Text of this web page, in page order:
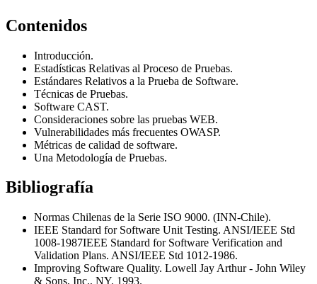
Contenidos
Introducción.
Estadísticas Relativas al Proceso de Pruebas.
Estándares Relativos a la Prueba de Software.
Técnicas de Pruebas.
Software CAST.
Consideraciones sobre las pruebas WEB.
Vulnerabilidades más frecuentes OWASP.
Métricas de calidad de software.
Una Metodología de Pruebas.
Bibliografía
Normas Chilenas de la Serie ISO 9000. (INN-Chile).
IEEE Standard for Software Unit Testing. ANSI/IEEE Std
1008-1987IEEE Standard for Software Verification and
Validation Plans. ANSI/IEEE Std 1012-1986.
Improving Software Quality. Lowell Jay Arthur - John Wiley
& Sons, Inc., NY. 1993.